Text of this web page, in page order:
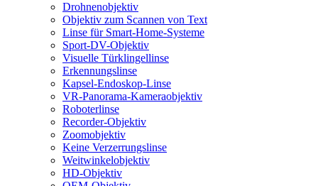
Drohnenobjektiv
Objektiv zum Scannen von Text
Linse für Smart-Home-Systeme
Sport-DV-Objektiv
Visuelle Türklingellinse
Erkennungslinse
Kapsel-Endoskop-Linse
VR-Panorama-Kameraobjektiv
Roboterlinse
Recorder-Objektiv
Zoomobjektiv
Keine Verzerrungslinse
Weitwinkelobjektiv
HD-Objektiv